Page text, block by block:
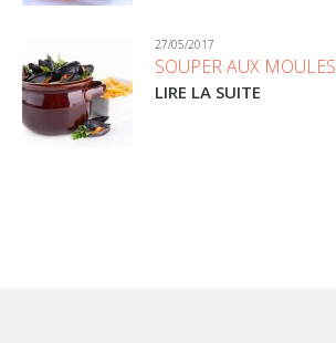
27/05/2017
SOUPER AUX MOULES
LIRE LA SUITE